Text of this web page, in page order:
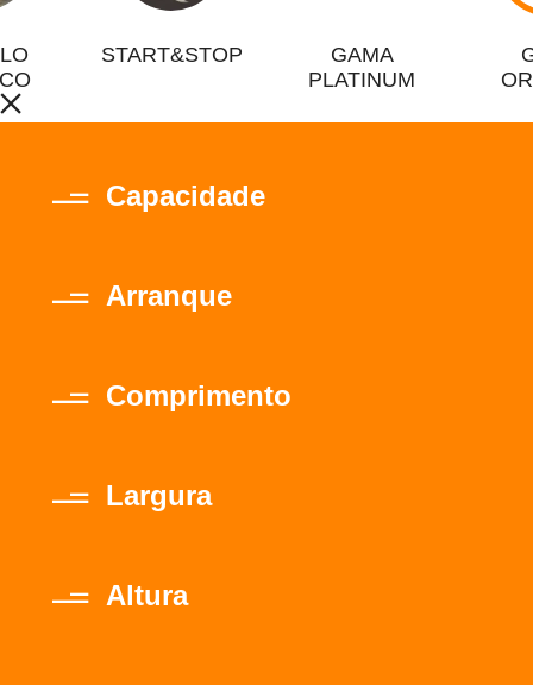
START&STOP
GAMA
PLATINUM
Capacidade
Arranque
Comprimento
Largura
Altura